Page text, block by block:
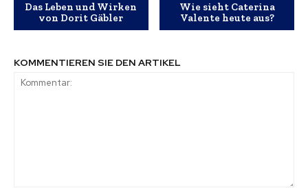
Das Leben und Wirken
von Dorit Gäbler
Wie sieht Caterina
Valente heute aus?
KOMMENTIEREN SIE DEN ARTIKEL